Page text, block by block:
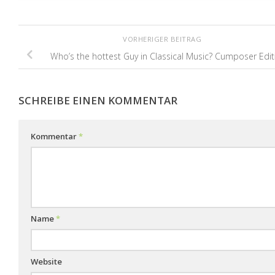
VORHERIGER BEITRAG
Who’s the hottest Guy in Classical Music? Cumposer
SCHREIBE EINEN KOMMENTAR
Kommentar*
Name*
Website